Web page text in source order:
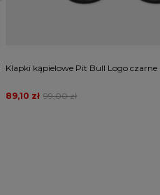
Klapki kąpielowe Pit Bull Logo czarne
99,00 zł
89,10 zł